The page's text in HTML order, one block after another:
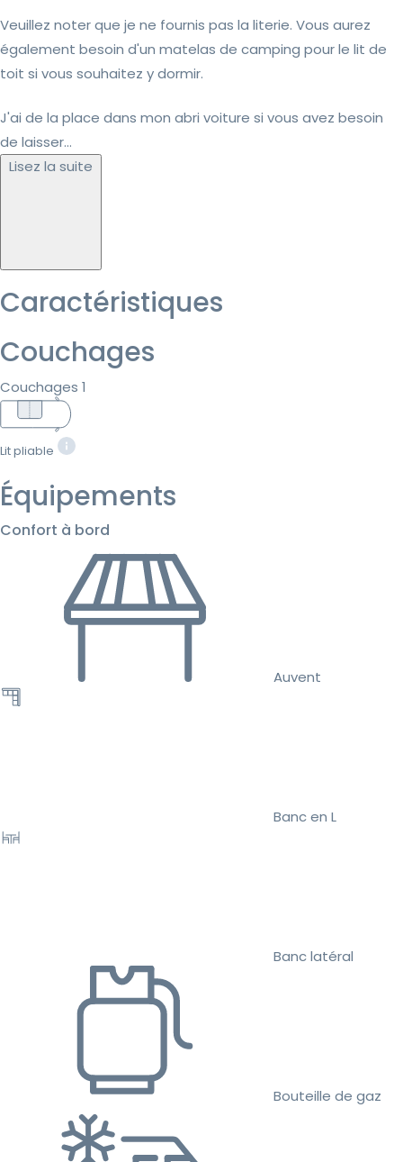
Veuillez noter que je ne fournis pas la literie. Vous aurez
également besoin d'un matelas de camping pour le lit de
toit si vous souhaitez y dormir.
J'ai de la place dans mon abri voiture si vous avez besoin
de laisser...
Lisez la suite
Caractéristiques
Couchages
Couchages 1
Lit pliable
Équipements
Confort à bord
Auvent
Banc en L
Banc latéral
Bouteille de gaz